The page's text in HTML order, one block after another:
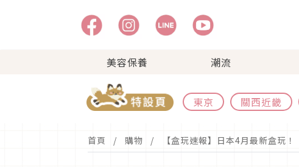
美容保養 潮流
東京 關西近畿
首頁 購物 【盒玩速報】日本4月最新盒玩